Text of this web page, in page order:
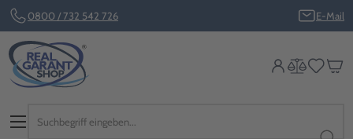
0800 / 732 542 726 E-Mail